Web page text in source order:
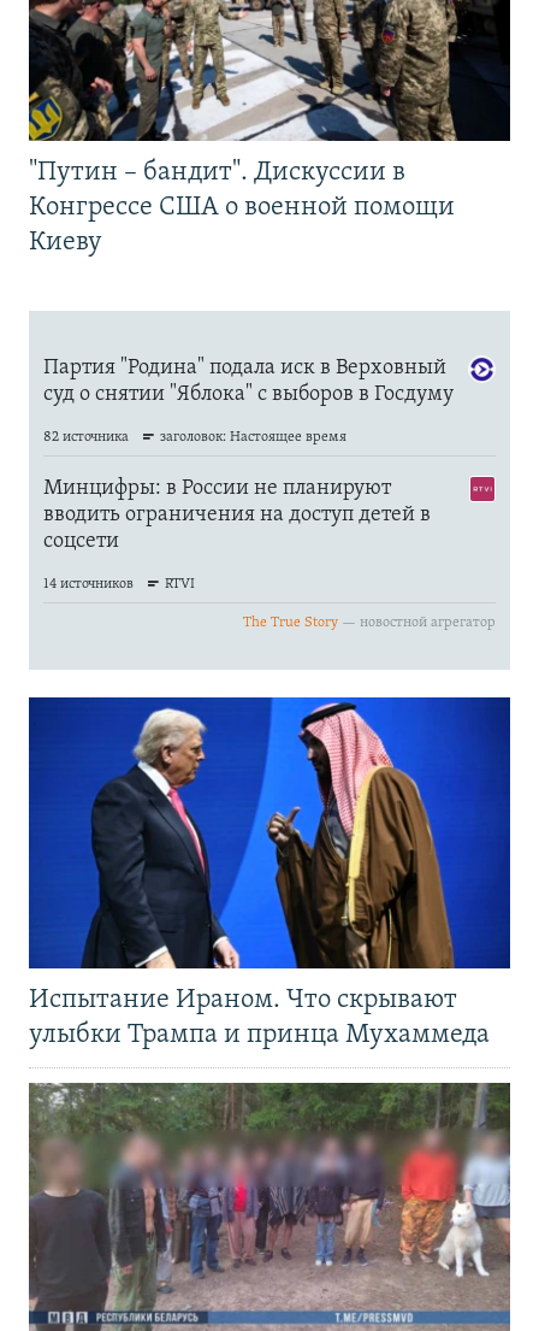
"Путин – бандит". Дискуссии в
Конгрессе США о военной помощи
Киеву
Испытание Ираном. Что скрывают
улыбки Трампа и принца Мухаммеда